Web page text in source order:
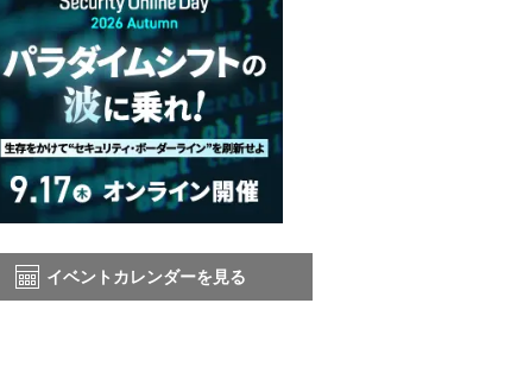
イベントカレンダーを見る